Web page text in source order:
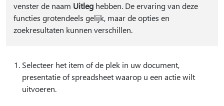
venster de naam Uitleghebben. De ervaring van deze
functies grotendeels gelijk, maar de opties en
zoekresultaten kunnen verschillen.
Selecteer het item of de plek in uw document,
presentatie of spreadsheet waarop u een actie wilt
uitvoeren.